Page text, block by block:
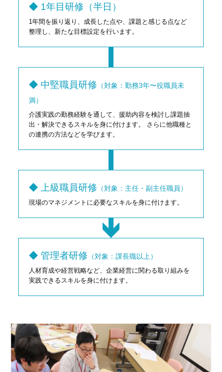
◆ 1年目研修（半日）
1年間を振り返り、成長した点や、課題と感じる点など
整理し、新たな目標設定を行います。
◆ 中堅職員研修 （対象：勤務3年〜役職員未
満）
介護実践の勤務経験を通して、援助内容を検討し課題抽
出・解決できるスキルを身に付けます。 さらに他職種と
の連携の方法などを学びます。
◆ 上級職員研修 （対象：主任・副主任職員）
現場のマネジメントに必要なスキルを身に付けます。
◆ 管理者研修 （対象：課長職以上）
人材育成や経営戦略など、企業経営に関わる取り組みを
実践できるスキルを身に付けます。